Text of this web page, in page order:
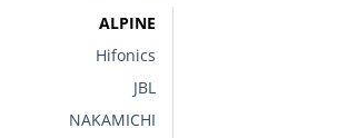
ALPINE
Hifonics
JBL
NAKAMICHI